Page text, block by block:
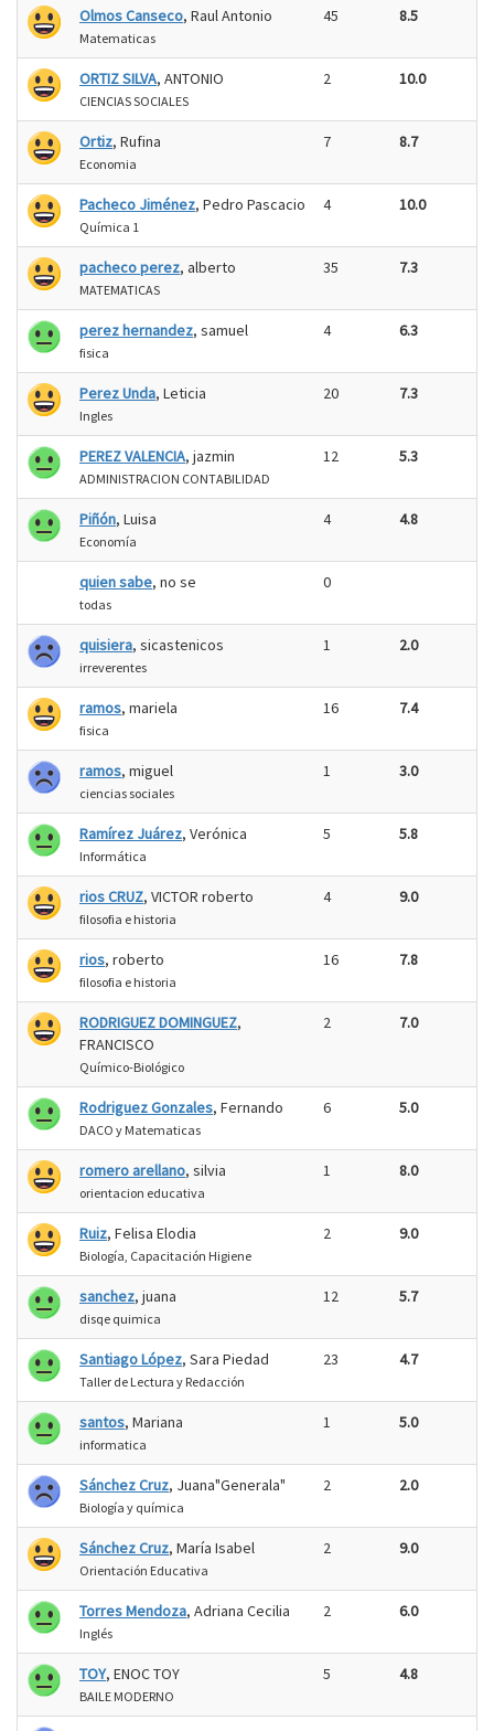
Olmos Canseco, Raul Antonio
Matematicas
45 8.5
ORTIZ SILVA, ANTONIO
CIENCIAS SOCIALES
2 10.0
Ortiz, Rufina
Economia
7 8.7
Pacheco Jiménez, Pedro Pascacio
Química 1
4 10.0
pacheco perez, alberto
MATEMATICAS
35 7.3
perez hernandez, samuel
fisica
4 6.3
Perez Unda, Leticia
Ingles
20 7.3
PEREZ VALENCIA, jazmin
ADMINISTRACION CONTABILIDAD
12 5.3
Piñón, Luisa
Economía
4 4.8
quien sabe, no se
todas
0
quisiera, sicastenicos
irreverentes
1 2.0
ramos, mariela
fisica
16 7.4
ramos, miguel
ciencias sociales
1 3.0
Ramírez Juárez, Verónica
Informática
5 5.8
rios CRUZ, VICTOR roberto
filosofia e historia
4 9.0
rios, roberto
filosofia e historia
16 7.8
RODRIGUEZ DOMINGUEZ,
FRANCISCO
Químico-Biológico
2 7.0
Rodriguez Gonzales, Fernando
DACO y Matematicas
6 5.0
romero arellano, silvia
orientacion educativa
1 8.0
Ruiz, Felisa Elodia
Biología, Capacitación Higiene
2 9.0
sanchez, juana
disqe quimica
12 5.7
Santiago López, Sara Piedad
Taller de Lectura y Redacción
23 4.7
santos, Mariana
informatica
1 5.0
Sánchez Cruz, Juana"Generala"
Biología y química
2 2.0
Sánchez Cruz, María Isabel
Orientación Educativa
2 9.0
Torres Mendoza, Adriana Cecilia
Inglés
2 6.0
TOY, ENOC TOY
BAILE MODERNO
5 4.8